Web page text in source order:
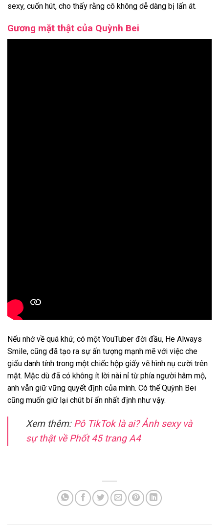
sexy, cuốn hút, cho thấy rằng cô không dễ dàng bị lấn át.
Gương mặt thật của Quỳnh Bei
Nếu nhớ về quá khứ, có một YouTuber đời đầu, He Always
Smile, cũng đã tạo ra sự ấn tượng mạnh mẽ với việc che
giấu danh tính trong một chiếc hộp giấy vẽ hình nụ cười trên
mặt. Mặc dù đã có không ít lời nài nỉ từ phía người hâm mộ,
anh vẫn giữ vững quyết định của mình. Có thể Quỳnh Bei
cũng muốn giữ lại chút bí ẩn nhất định như vậy.
Xem thêm: Pô TikTok là ai? Ảnh sexy và
sự thật về Phốt 45 trang A4